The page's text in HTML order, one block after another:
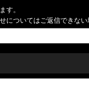
す。
についてはご返信できな